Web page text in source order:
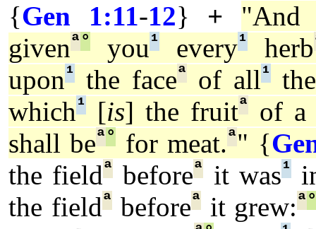
{Gen 1:11-12} +
"And
givenª° you¹ every¹ herb
upon¹ the faceª of all¹
which¹ [is] the fruitª
of a
shall beª° for meat.ª" {
the fieldª beforeª it was¹
the fieldªbeforeª it grew:ª